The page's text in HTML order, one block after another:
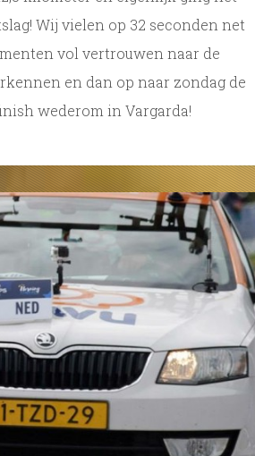
Wij vielen op 32 seconden net
vol vertrouwen naar de
en dan op naar zondag de
wederom in Vargarda!